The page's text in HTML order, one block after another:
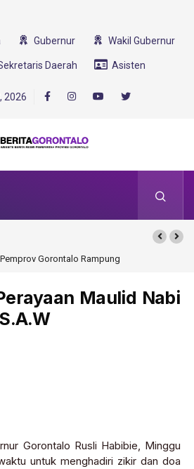
Gubernur Wakil Gubernur
Daerah Asisten
2026
Gorontalo Rampung
Maulid Nabi
Gorontalo Rusli Habibie, Minggu
untuk menghadiri zikir dan doa